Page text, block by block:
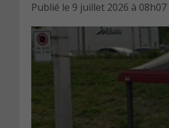
Publié le 9 juillet 2026 à 08h07